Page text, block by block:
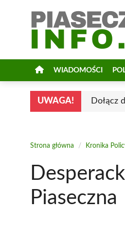
WIADOMOŚCI
UWAGA! Dołącz
Strona główna / Kronika
Piaseczna